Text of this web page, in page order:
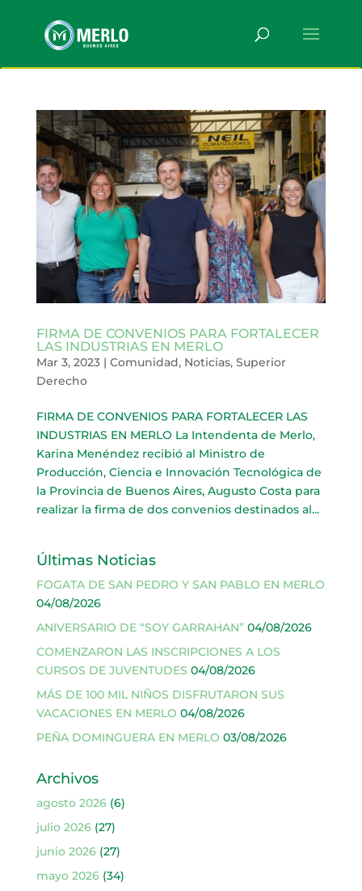
FIRMA DE CONVENIOS PARA FORTALECER
LAS INDUSTRIAS EN MERLO
Mar 3, 2023| Comunidad, Noticias, Superior
Derecho
FIRMA DE CONVENIOS PARA FORTALECER LAS
INDUSTRIAS EN MERLO La Intendenta de Merlo,
Karina Menéndez recibió al Ministro de
Producción, Ciencia e Innovación Tecnológica de
la Provincia de Buenos Aires, Augusto Costa para
realizar la firma de dos convenios destinados al...
Últimas Noticias
FOGATA DE SAN PEDRO Y SAN PABLO EN MERLO
04/08/2026
ANIVERSARIO DE “SOY GARRAHAN” 04/08/2026
COMENZARON LAS INSCRIPCIONES A LOS
CURSOS DE JUVENTUDES 04/08/2026
MÁS DE 100 MIL NIÑOS DISFRUTARON SUS
VACACIONES EN MERLO 04/08/2026
PEÑA DOMINGUERA EN MERLO 03/08/2026
Archivos
agosto 2026(6)
julio 2026(27)
junio 2026(27)
mayo 2026(34)